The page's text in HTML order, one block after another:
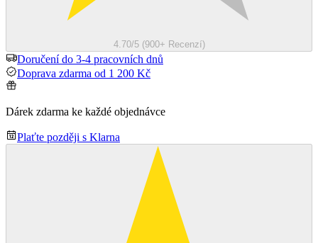
4.70/5 (900+ Recenzí)
Doručení do 3-4 pracovních dnů
Doprava zdarma od 1 200 Kč
Dárek zdarma ke každé objednávce
Plaťte později s Klarna